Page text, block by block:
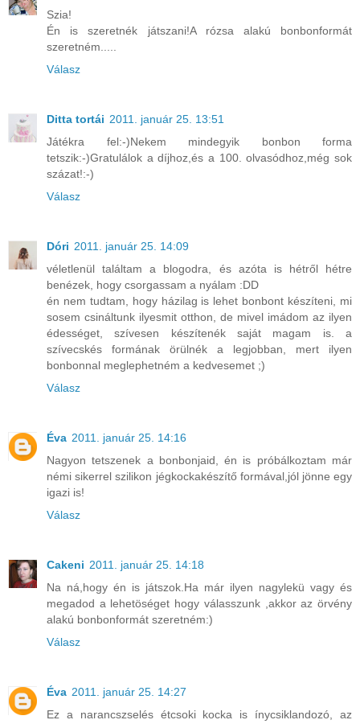
Szia!
Én is szeretnék játszani!A rózsa alakú bonbonformát
szeretném.....
Válasz
Ditta tortái 2011. január 25. 13:51
Játékra fel:-)Nekem mindegyik bonbon forma
tetszik:-)Gratulálok a díjhoz,és a 100. olvasódhoz,még sok
százat!:-)
Válasz
Dóri 2011. január 25. 14:09
véletlenül találtam a blogodra, és azóta is hétről hétre
benézek, hogy csorgassam a nyálam :DD
én nem tudtam, hogy házilag is lehet bonbont készíteni, mi
sosem csináltunk ilyesmit otthon, de mivel imádom az ilyen
édességet, szívesen készítenék saját magam is. a
szívecskés formának örülnék a legjobban, mert ilyen
bonbonnal meglephetném a kedvesemet ;)
Válasz
Éva 2011. január 25. 14:16
Nagyon tetszenek a bonbonjaid, én is próbálkoztam már
némi sikerrel szilikon jégkockakészítő formával,jól jönne egy
igazi is!
Válasz
Cakeni 2011. január 25. 14:18
Na ná,hogy én is játszok.Ha már ilyen nagylekü vagy és
megadod a lehetöséget hogy válasszunk ,akkor az örvény
alakú bonbonformát szeretném:)
Válasz
Éva 2011. január 25. 14:27
Ez a narancszselés étcsoki kocka is ínycsiklandozó, az